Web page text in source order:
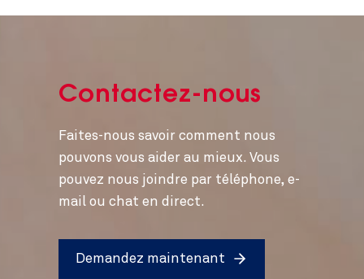
Contactez-nous
Faites-nous savoir comment nous
pouvons vous aider au mieux. Vous
pouvez nous joindre par téléphone, e-
mail ou chat en direct.
Demandez maintenant